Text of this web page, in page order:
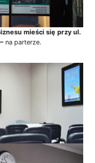
mieści się przy ul.
na parterze.